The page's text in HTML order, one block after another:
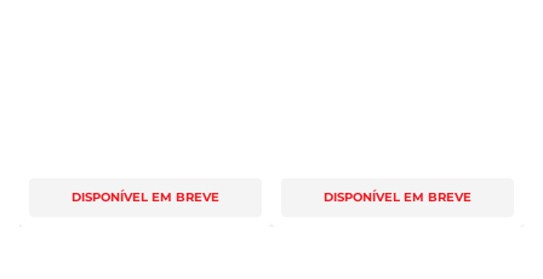
DISPONÍVEL EM BREVE DISPONÍVEL EM BREVE